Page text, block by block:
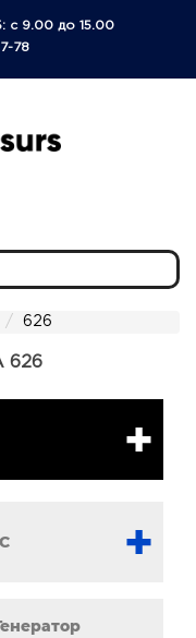
с 9.00 до 15.00
78
626
626